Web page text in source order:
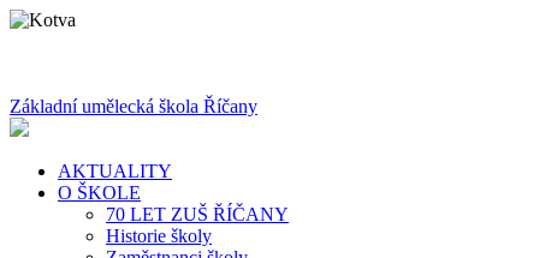
Základní umělecká škola Říčany
AKTUALITY
O ŠKOLE
70 LET ZUŠ ŘÍČANY
Historie školy